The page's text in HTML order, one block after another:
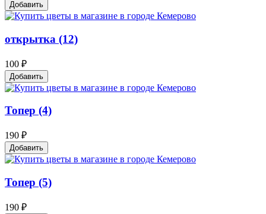
Добавить
открытка (12)
100 ₽
Добавить
Топер (4)
190 ₽
Добавить
Топер (5)
190 ₽